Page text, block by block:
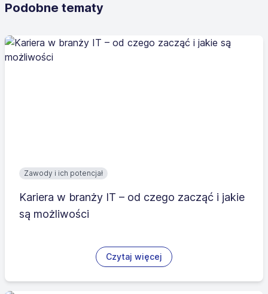
Podobne tematy
Zawody i ich potencjał
Kariera w branży IT – od czego zacząć i jakie
są możliwości
Czytaj więcej